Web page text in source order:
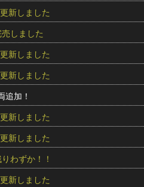
新しました
しました
新しました
新しました
追加！
新しました
新しました
わずか！！
新しました